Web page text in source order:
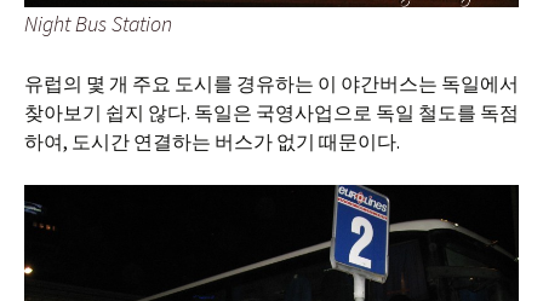
Night Bus Station
유럽의 몇 개 주요 도시를 경유하는 이 야간버스는 독일에서
찾아보기 쉽지 않다. 독일은 국영사업으로 독일 철도를 독점
하여, 도시간 연결하는 버스가 없기 때문이다.